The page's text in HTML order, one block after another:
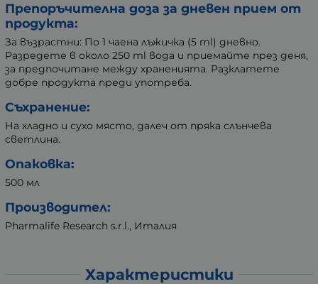
Препоръчителна доза за дневен прием от
продукта:
За възрастни: По 1 чаена лъжичка (5 ml) дневно.
Разредете в около 250 ml вода и приемайте през деня,
за предпочитане между храненията. Разклатете
добре продукта преди употреба.
Съхранение:
На хладно и сухо място, далеч от пряка слънчева
светлина.
Опаковка:
500 мл
Производител:
Pharmalife Research s.r.l., Италия
Характеристики